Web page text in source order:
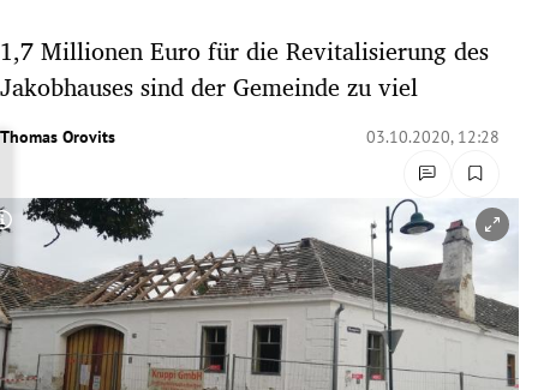
Untermenü
Untermenü
Untermenü
Untermenü
Untermenü
1,7 Millionen Euro für die Revitalisierung des
Jakobhauses sind der Gemeinde zu viel
Thomas Orovits 03.10.2020, 12:28
Copyright-Hinweis öffnen/schließen